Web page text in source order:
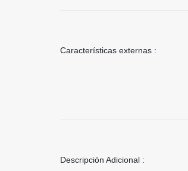
Características externas :
Descripción Adicional :